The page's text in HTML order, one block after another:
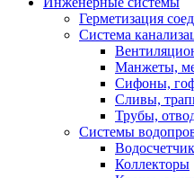
Герметизация
Система
Манжеты,
Сифоны,
Сливы,
Трубы,
Системы
Коллекторы